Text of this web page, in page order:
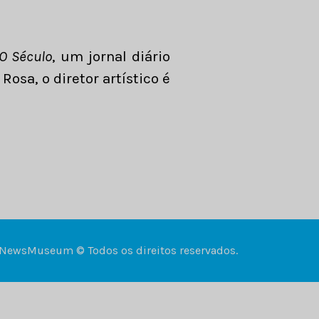
Século, um jornal diário
o diretor artístico é
© Todos os direitos reservados.